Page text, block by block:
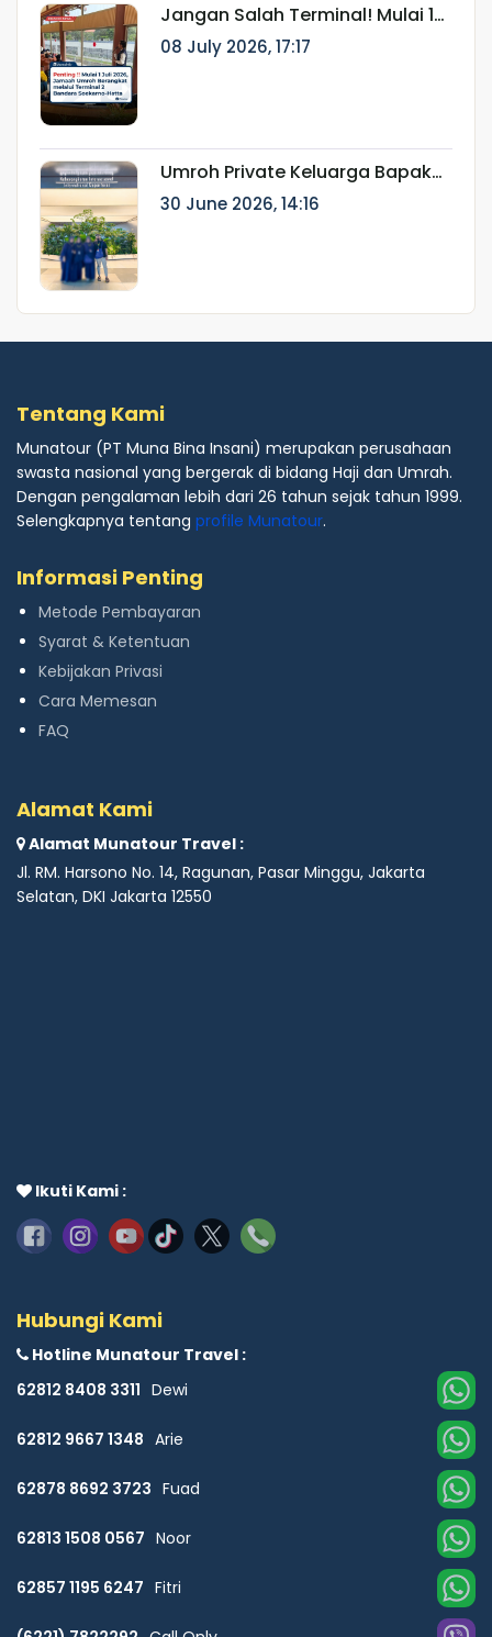
Jangan Salah Terminal! Mulai 1
Juli 2026, Jamaah Umroh
Berangkat melalui Terminal 2
08 July 2026, 17:17
Umroh Private Keluarga Bapak
Ainur Rifki: Perjalanan Ibadah
Eksklusif Bersama Munatour
30 June 2026, 14:16
Tentang Kami
Munatour (PT Muna Bina Insani) merupakan perusahaan
swasta nasional yang bergerak di bidang Haji dan Umrah.
Dengan pengalaman lebih dari 26 tahun sejak tahun 1999.
Selengkapnya tentang profile Munatour.
Informasi Penting
Metode Pembayaran
Syarat & Ketentuan
Kebijakan Privasi
Cara Memesan
FAQ
Alamat Kami
Alamat Munatour Travel :
Jl. RM. Harsono No. 14, Ragunan, Pasar Minggu, Jakarta
Selatan, DKI Jakarta 12550
Ikuti Kami :
Hubungi Kami
Hotline Munatour Travel :
62812 8408 3311 Dewi
62812 9667 1348 Arie
62878 8692 3723 Fuad
62813 1508 0567 Noor
62857 1195 6247 Fitri